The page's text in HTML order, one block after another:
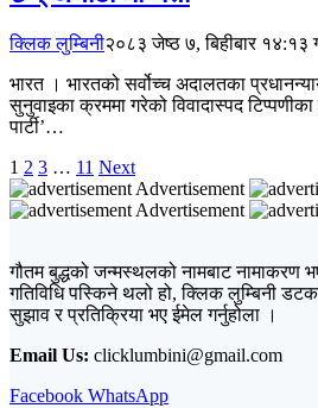
क्लिक लुम्बिनी२०८३ जेष्ठ ७, बिहीबार १४:१३
भारत । भारतको सर्वोच्च अदालतका
सुनुवाइका क्रममा गरेको विवादास्पद
पार्टी’…
1 2 3 … 11 Next
Advertisement
Advertisement
गौतम बुद्धको जन्मस्थलको नामबाट नामाकरण
गतिविधि पस्किने थलो हो, क्लिक लुम्बिनी
सुझाव र प्रतिक्रिया भए ईमेल गर्नुहोला ।
Email Us: clicklumbini@gmail.com
Facebook WhatsApp